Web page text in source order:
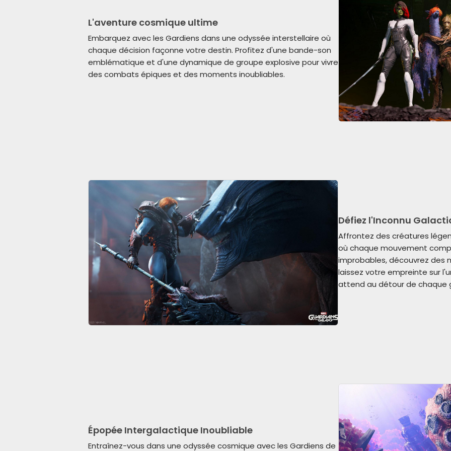
L'aventure cosmique ultime
Embarquez avec les Gardiens dans une odyssée interstellaire où
chaque décision façonne votre destin. Profitez d'une bande-son
emblématique et d'une dynamique de groupe explosive pour vivre
des combats épiques et des moments inoubliables.
Défiez l'Inconnu
Affrontez des créatures
où chaque mouvement
improbables, découvrez des
laissez votre empreinte sur
attend au détour de chaque
Épopée Intergalactique Inoubliable
Entraînez-vous dans une odyssée cosmique avec les Gardiens de